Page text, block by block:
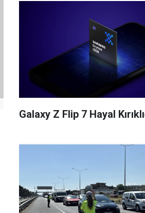
Galaxy Z Flip 7 Hayal